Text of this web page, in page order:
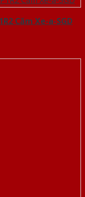
Căm Xe-a-SGD